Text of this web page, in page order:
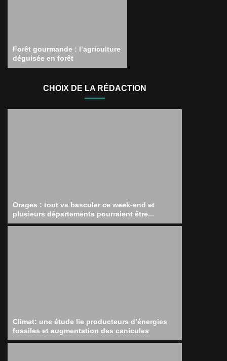
Forêt gourmande : l’agriculture
déguisée en forêt
CHOIX DE LA RÉDACTION
Orages : tout va basculer ce week-end et
plusieurs départements pourraient être...
Climat: une étude lie producteurs d’énergies
fossiles et augmentation des canicules